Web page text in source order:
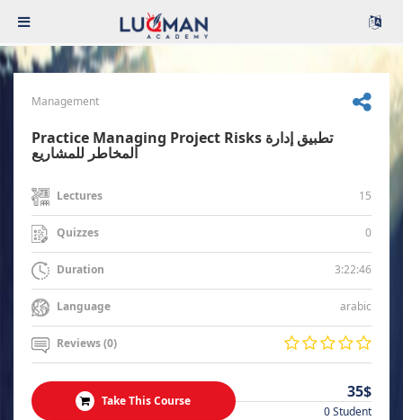
Management
Practice Managing Project Risks تطبيق إدارة
المخاطر للمشاريع
Lectures 15
Quizzes 0
Duration 3:22:46
Language arabic
Reviews (0)
Take This Course 35$
0 Student